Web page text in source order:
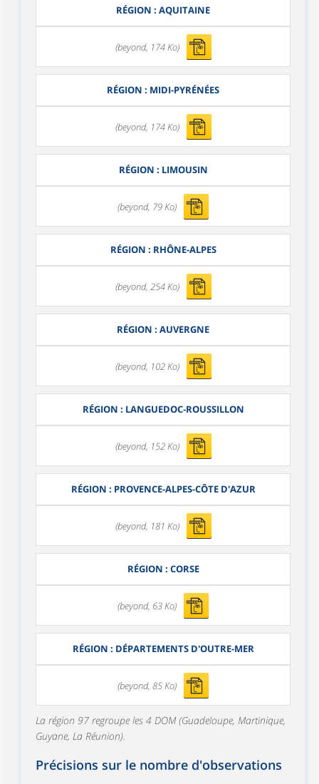
RÉGION : AQUITAINE
(beyond, 174 Ko)
RÉGION : MIDI-PYRÉNÉES
(beyond, 174 Ko)
RÉGION : LIMOUSIN
(beyond, 79 Ko)
RÉGION : RHÔNE-ALPES
(beyond, 254 Ko)
RÉGION : AUVERGNE
(beyond, 102 Ko)
RÉGION : LANGUEDOC-ROUSSILLON
(beyond, 152 Ko)
RÉGION : PROVENCE-ALPES-CÔTE D'AZUR
(beyond, 181 Ko)
RÉGION : CORSE
(beyond, 63 Ko)
RÉGION : DÉPARTEMENTS D'OUTRE-MER
(beyond, 85 Ko)
La région 97 regroupe les 4 DOM (Guadeloupe, Martinique,
Guyane, La Réunion).
Précisions sur le nombre d'observations